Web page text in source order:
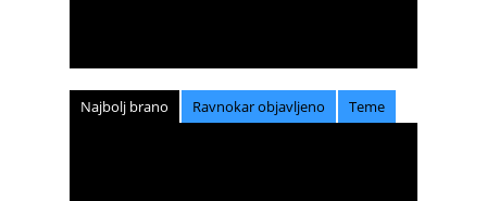
Najbolj brano Ravnokar objavljeno Teme